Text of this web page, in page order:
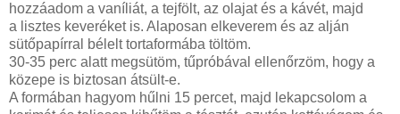
hozzáadom a vaníliát, a tejfölt, az olajat és a kávét, majd
a lisztes keveréket is. Alaposan elkeverem és az alján
sütőpapírral bélelt tortaformába töltöm.
30-35 perc alatt megsütöm, tűpróbával ellenőrzöm, hogy a
közepe is biztosan átsült-e.
A formában hagyom hűlni 15 percet, majd lekapcsolom a